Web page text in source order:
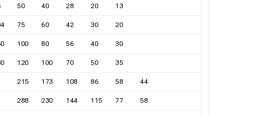
50 40 28 20 13
75 60 42 30 20
100 80 56 40 30
120 100 70 50 35
215 173 108 86 58 44
288 230 144 115 77 58